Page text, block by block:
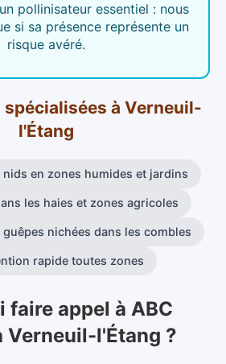
pollinisateur essentiel : nous
si sa présence représente un
risque avéré.
à Verneuil-
l'Étang
en zones humides et jardins
les haies et zones agricoles
nichées dans les combles
rapide toutes zones
faire appel à ABC
Verneuil-l'Étang ?